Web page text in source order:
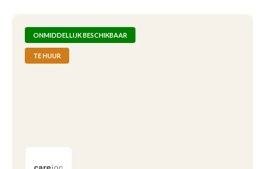
ONMIDDELLIJK BESCHIKBAAR
TE HUUR